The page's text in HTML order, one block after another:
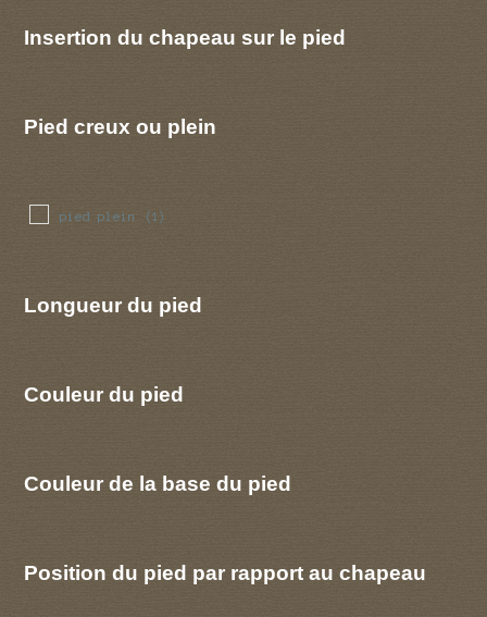
Insertion du chapeau sur le pied
Pied creux ou plein
pied plein (1)
Longueur du pied
Couleur du pied
Couleur de la base du pied
Position du pied par rapport au chapeau